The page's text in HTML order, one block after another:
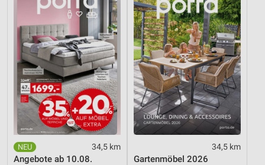
34,5 km
Angebote ab 10.08.
34,5 km
Gartenmöbel 2026